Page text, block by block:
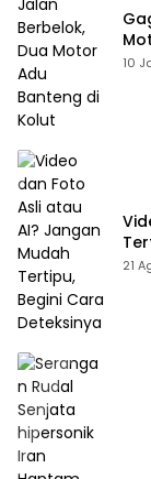
10
21